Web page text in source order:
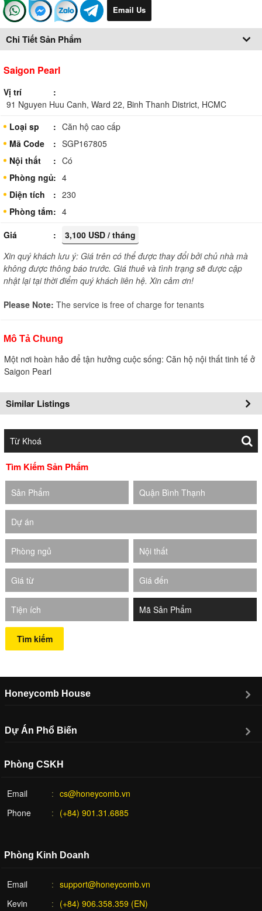
Email Us
Chi Tiết Sản Phẩm
Saigon Pearl
Vị trí
91 Nguyen Huu Canh, Ward 22, Binh Thanh District, HCMC
Loại sp
Căn hộ cao cấp
Mã Code
SGP167805
Nội thất
Có
Phòng ngủ
4
Diện tích
230
Phòng tắm
4
Giá
3,100 USD / tháng
Xin quý khách lưu ý: Giá trên có thể được thay đổi bởi chủ nhà mà
không được thông báo trước. Giá thuê và tình trạng sẽ được cập
nhật lại tại thời điểm quý khách liên hệ. Xin cảm ơn!
Please Note: The service is free of charge for tenants
Mô Tả Chung
Một nơi hoàn hảo để tận hưởng cuộc sống: Căn hộ nội thất tinh tế ở
Saigon Pearl
Similar Listings
Tìm Kiếm Sản Phẩm
Sản Phẩm Quận Bình Thạnh
Dự án
Phòng ngủ Nội thất
Giá từ Giá đến
Tiện ích
Tìm kiếm
Honeycomb House
Dự Án Phổ Biến
Phòng CSKH
Email
cs@honeycomb.vn
Phone
(+84) 901.31.6885
Phòng Kinh Doanh
Email
support@honeycomb.vn
Kevin
(+84) 906.358.359 (EN)